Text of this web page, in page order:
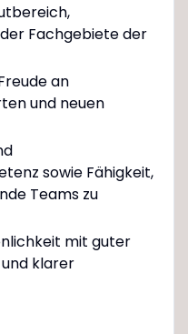
Fachgebiete der
an
und neuen
sowie Fähigkeit,
Teams zu
mit guter
klarer